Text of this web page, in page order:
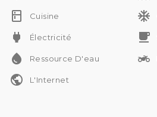
kitchen Cuisine ac_unit
power Électricité free_breakfast
water_drop Ressource D'eau two_wheeler
public L'Internet